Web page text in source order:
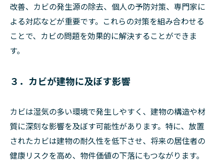
改善、カビの発生源の除去、個人の予防対策、専門家に
よる対応などが重要です。これらの対策を組み合わせる
ことで、カビの問題を効果的に解決することができま
す。
３．カビが建物に及ぼす影響
カビは湿気の多い環境で発生しやすく、建物の構造や材
質に深刻な影響を及ぼす可能性があります。特に、放置
されたカビは建物の耐久性を低下させ、将来の居住者の
健康リスクを高め、物件価値の下落にもつながります。